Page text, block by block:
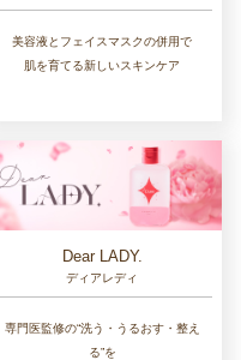
美容液とフェイスマスクの併用で
肌を育てる新しいスキンケア
Dear LADY.
ディアレディ
専門医監修の“洗う・うるおす・整え
る”を